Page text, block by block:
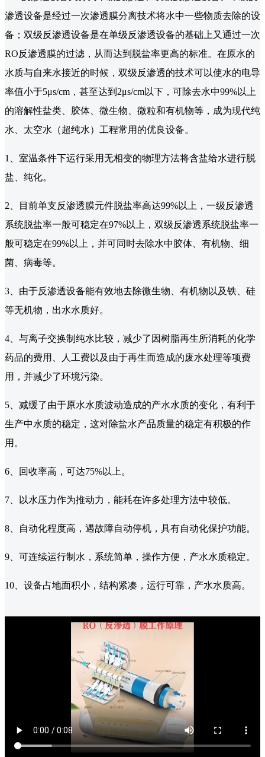
渗透设备是经过一次渗透膜分离技术将水中一些物质去除的设
备；双级反渗透设备是在单级反渗透设备的基础上又通过一次
RO反渗透膜的过滤，从而达到脱盐率更高的标准。在原水的
水质与自来水接近的时候，双级反渗透的技术可以使水的电导
率值小于5μs/cm，甚至达到2μs/cm以下，可除去水中99%以上
的溶解性盐类、胶体、微生物、微粒和有机物等，成为现代纯
水、太空水（超纯水）工程常用的优良设备。
1、室温条件下运行采用无相变的物理方法将含盐给水进行脱
盐、纯化。
2、目前单支反渗透膜元件脱盐率高达99%以上，一级反渗透
系统脱盐率一般可稳定在97%以上，双级反渗透系统脱盐率一
般可稳定在99%以上，并可同时去除水中胶体、有机物、细
菌、病毒等。
3、由于反渗透设备能有效地去除微生物、有机物以及铁、硅
等无机物，出水水质好。
4、与离子交换制纯水比较，减少了因树脂再生所消耗的化学
药品的费用、人工费以及由于再生而造成的废水处理等项费
用，并减少了环境污染。
5、减缓了由于原水水质波动造成的产水水质的变化，有利于
生产中水质的稳定，这对除盐水产品质量的稳定有积极的作
用。
6、回收率高，可达75%以上。
7、以水压力作为推动力，能耗在许多处理方法中较低。
8、自动化程度高，遇故障自动停机，具有自动化保护功能。
9、可连续运行制水，系统简单，操作方便，产水水质稳定。
10、设备占地面积小，结构紧凑，运行可靠，产水水质高。